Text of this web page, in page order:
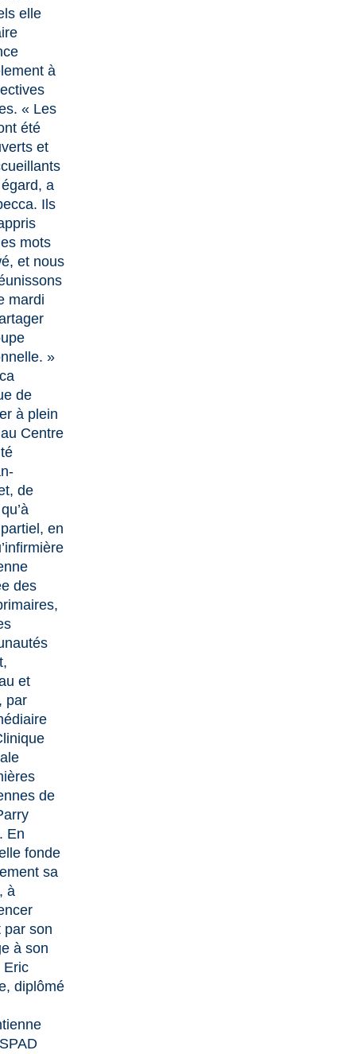
elle
à
« Les
été
et
a
Ils
mots
et nous
mardi
»
de
à plein
Centre
de
en
des
et
par
de
En
fonde
sa
à
par son
à son
Eric
diplômé